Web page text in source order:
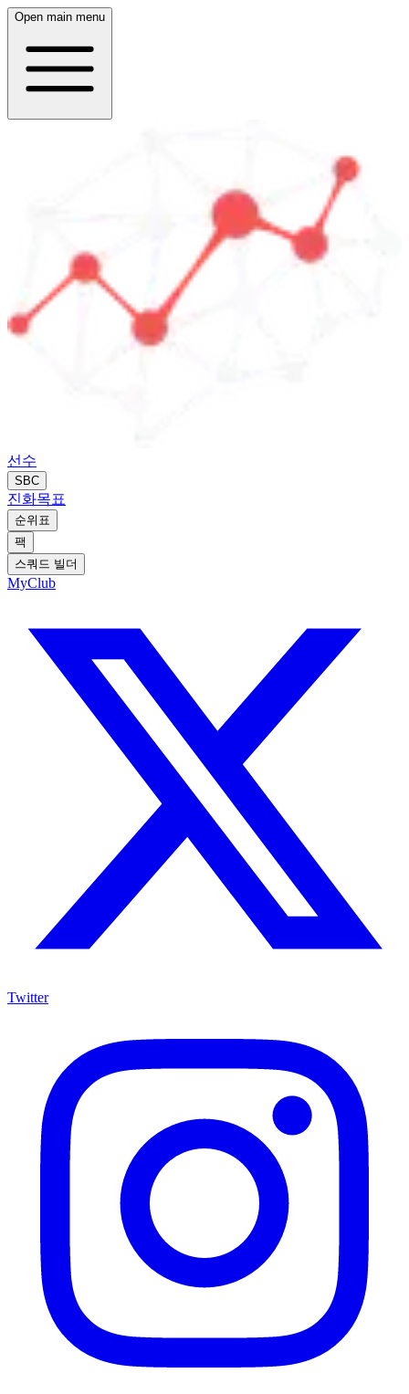
Open main menu
선수
SBC
진화목표
순위표
팩
스쿼드 빌더
MyClub
Twitter